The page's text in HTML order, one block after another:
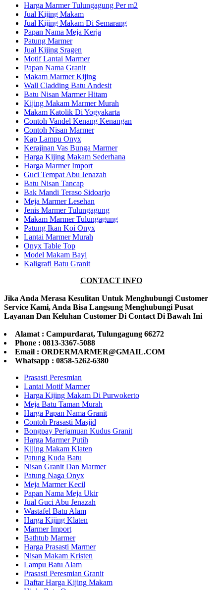
Harga Marmer Tulungagung Per m2
Jual Kijing Makam
Jual Kijing Makam Di Semarang
Papan Nama Meja Kerja
Patung Marmer
Jual Kijing Sragen
Motif Lantai Marmer
Papan Nama Granit
Makam Marmer Kijing
Wall Cladding Batu Andesit
Batu Nisan Marmer Hitam
Kijing Makam Marmer Murah
Makam Katolik Di Yogyakarta
Contoh Vandel Kenang Kenangan
Contoh Nisan Marmer
Kap Lampu Onyx
Kerajinan Vas Bunga Marmer
Harga Kijing Makam Sederhana
Harga Marmer Import
Guci Tempat Abu Jenazah
Batu Nisan Tancap
Bak Mandi Teraso Sidoarjo
Meja Marmer Lesehan
Jenis Marmer Tulungagung
Makam Marmer Tulungagung
Patung Ikan Koi Onyx
Lantai Marmer Murah
Onyx Table Top
Model Makam Bayi
Kaligrafi Batu Granit
CONTACT INFO
Jika Anda Merasa Kesulitan Untuk Menghubungi Customer
Service Kami, Anda Bisa Langsung Menghubungi Pusat
Layanan Dan Keluhan Customer Di Contact Di Bawah Ini
Alamat : Campurdarat, Tulungagung 66272
Phone : 0813-3367-5088
Email : ORDERMARMER@GMAIL.COM
Whatsapp : 0858-5262-6380
Prasasti Peresmian
Lantai Motif Marmer
Harga Kijing Makam Di Purwokerto
Meja Batu Taman Murah
Harga Papan Nama Granit
Contoh Prasasti Masjid
Bongpay Perjamuan Kudus Granit
Harga Marmer Putih
Kijing Makam Klaten
Patung Kuda Batu
Nisan Granit Dan Marmer
Patung Naga Onyx
Meja Marmer Kecil
Papan Nama Meja Ukir
Jual Guci Abu Jenazah
Wastafel Batu Alam
Harga Kijing Klaten
Marmer Import
Bathtub Marmer
Harga Prasasti Marmer
Nisan Makam Kristen
Lampu Batu Alam
Prasasti Peresmian Granit
Daftar Harga Kijing Makam